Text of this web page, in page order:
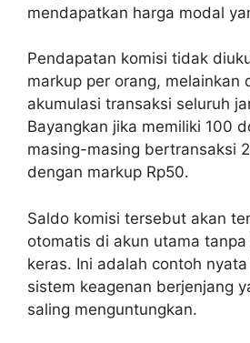
mendapatkan harga modal
Pendapatan komisi tidak
markup per orang, melainkan
akumulasi transaksi seluruh
Bayangkan jika memiliki 100
masing-masing bertransaksi
dengan markup Rp50.
Saldo komisi tersebut akan
otomatis di akun utama
keras. Ini adalah contoh
sistem keagenan berjenjang
saling menguntungkan.